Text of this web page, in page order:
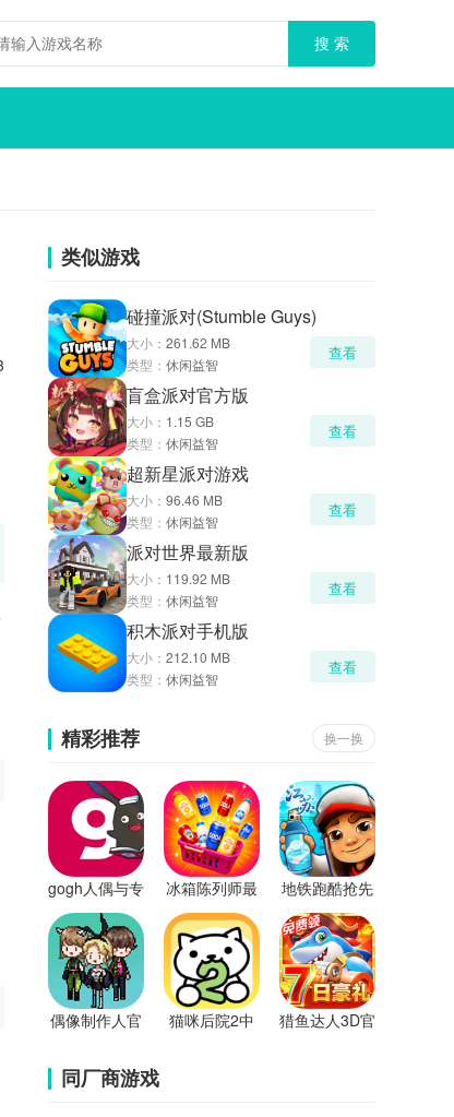
7
类似游戏
碰撞派对(Stumble Guys)
大小： 261.62 MB
类型： 休闲益智
查看
盲盒派对官方版
大小： 1.15 GB
类型： 休闲益智
查看
超新星派对游戏
大小： 96.46 MB
类型： 休闲益智
查看
派对世界最新版
大小： 119.92 MB
类型： 休闲益智
查看
积木派对手机版
大小： 212.10 MB
类型： 休闲益智
查看
精彩推荐 换一换
gogh人偶与专
注最新版
冰箱陈列师最
新版
地铁跑酷抢先
版
偶像制作人官
猫咪后院2中
猎鱼达人3D官
同厂商游戏